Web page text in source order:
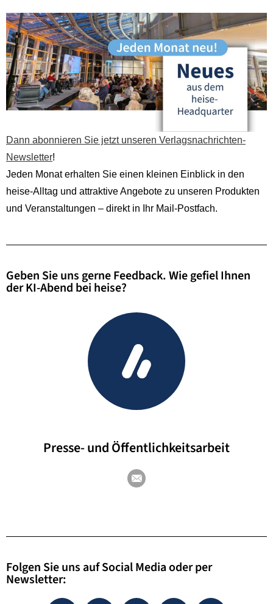
Dann abonnieren Sie jetzt unseren Verlagsnachrichten-
Newsletter!
Jeden Monat erhalten Sie einen kleinen Einblick in den
heise-Alltag und attraktive Angebote zu unseren Produkten
und Veranstaltungen – direkt in Ihr Mail-Postfach.
Geben Sie uns gerne Feedback. Wie gefiel Ihnen
der KI-Abend bei heise?
Presse- und Öffentlichkeitsarbeit
Folgen Sie uns auf Social Media oder per
Newsletter: